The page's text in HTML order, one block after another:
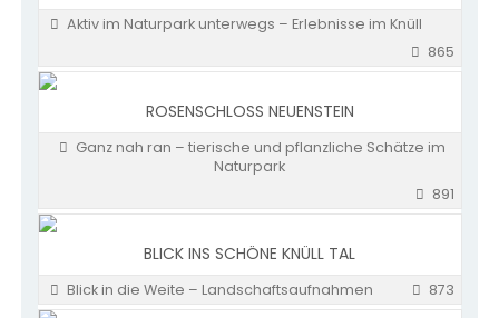
Aktiv im Naturpark unterwegs – Erlebnisse im Knüll
865
ROSENSCHLOSS NEUENSTEIN
Ganz nah ran – tierische und pflanzliche Schätze im
Naturpark
891
BLICK INS SCHÖNE KNÜLL TAL
Blick in die Weite – Landschaftsaufnahmen 873